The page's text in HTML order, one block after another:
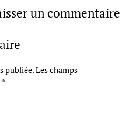
un commentaire
publiée.Les champs
*